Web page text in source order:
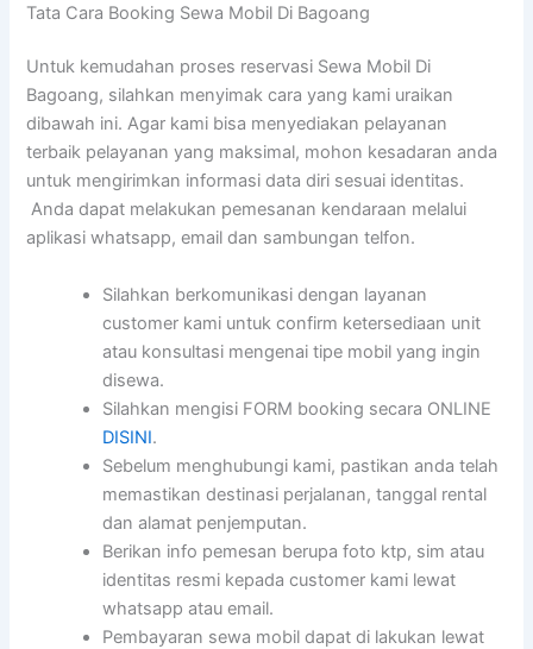
Tata Cara Booking Sewa Mobil Di Bagoang
Untuk kemudahan proses reservasi Sewa Mobil Di
Bagoang, silahkan menyimak cara yang kami uraikan
dibawah ini. Agar kami bisa menyediakan pelayanan
terbaik pelayanan yang maksimal, mohon kesadaran anda
untuk mengirimkan informasi data diri sesuai identitas.
Anda dapat melakukan pemesanan kendaraan melalui
aplikasi whatsapp, email dan sambungan telfon.
Silahkan berkomunikasi dengan layanan
customer kami untuk confirm ketersediaan unit
atau konsultasi mengenai tipe mobil yang ingin
disewa.
Silahkan mengisi FORM booking secara ONLINE
DISINI.
Sebelum menghubungi kami, pastikan anda telah
memastikan destinasi perjalanan, tanggal rental
dan alamat penjemputan.
Berikan info pemesan berupa foto ktp, sim atau
identitas resmi kepada customer kami lewat
whatsapp atau email.
Pembayaran sewa mobil dapat di lakukan lewat